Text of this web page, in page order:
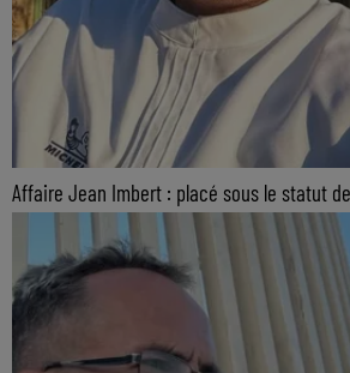
Affaire Jean Imbert : placé sous le statut